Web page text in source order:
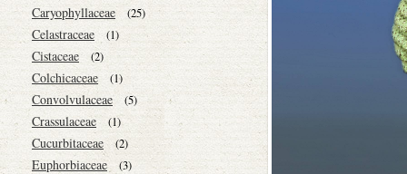
Caryophyllaceae (25)
Celastraceae (1)
Cistaceae (2)
Colchicaceae (1)
Convolvulaceae (5)
Crassulaceae (1)
Cucurbitaceae (2)
Euphorbiaceae (3)